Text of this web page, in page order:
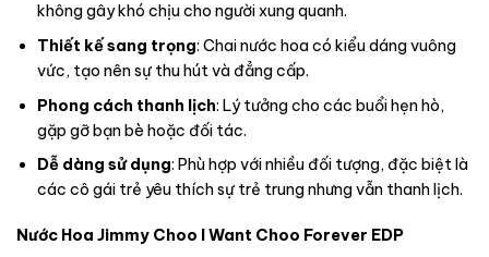
không gây khó chịu cho người xung quanh.
Thiết kế sang trọng: Chai nước hoa có kiểu dáng vuông
vức, tạo nên sự thu hút và đẳng cấp.
Phong cách thanh lịch: Lý tưởng cho các buổi hẹn hò,
gặp gỡ bạn bè hoặc đối tác.
Dễ dàng sử dụng: Phù hợp với nhiều đối tượng, đặc biệt là
các cô gái trẻ yêu thích sự trẻ trung nhưng vẫn thanh lịch.
Nước Hoa Jimmy Choo I Want Choo Forever EDP